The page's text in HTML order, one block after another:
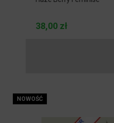
38,00 zł
NOWOŚĆ